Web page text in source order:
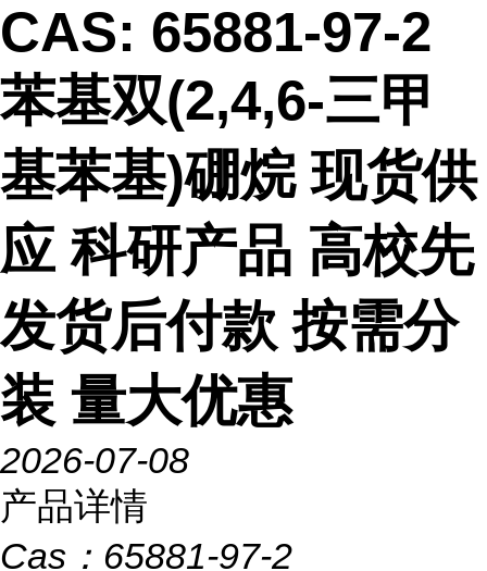
CAS: 65881-97-2
苯基双(2,4,6-三甲
基苯基)硼烷 现货供
应 科研产品 高校先
发货后付款 按需分
装 量大优惠
2026-07-08
产品详情
Cas： 65881-97-2